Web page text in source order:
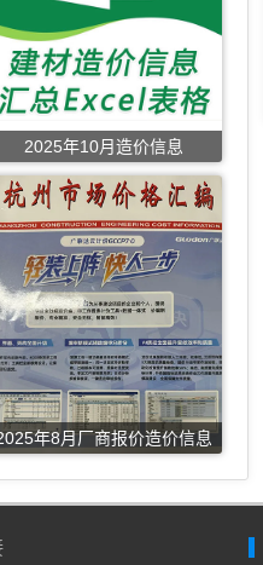
2025年10月造价信息
年8月厂商报价造价信息